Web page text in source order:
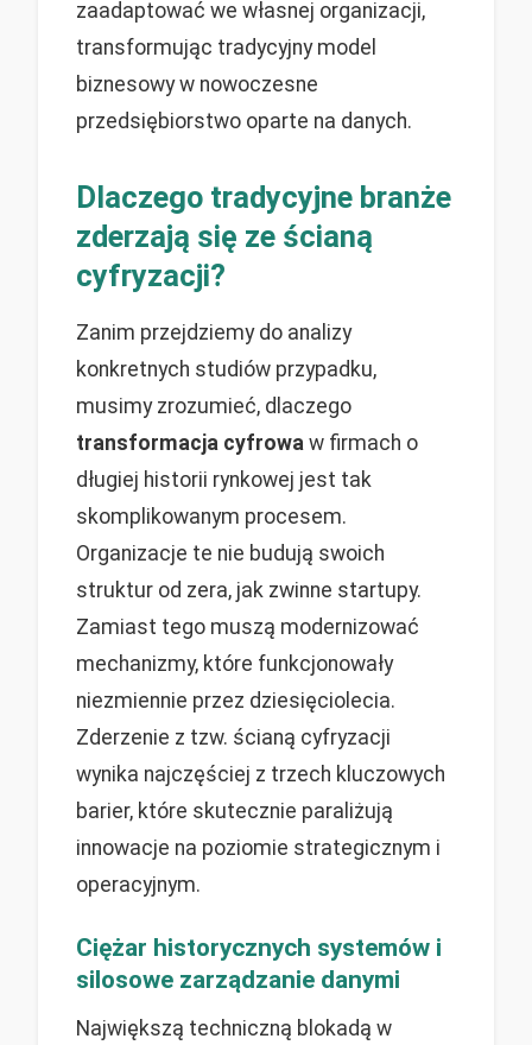
zaadaptować we własnej organizacji,
transformując tradycyjny model
biznesowy w nowoczesne
przedsiębiorstwo oparte na danych.
Dlaczego tradycyjne branże
zderzają się ze ścianą
cyfryzacji?
Zanim przejdziemy do analizy
konkretnych studiów przypadku,
musimy zrozumieć, dlaczego
transformacja cyfrowa w firmach o
długiej historii rynkowej jest tak
skomplikowanym procesem.
Organizacje te nie budują swoich
struktur od zera, jak zwinne startupy.
Zamiast tego muszą modernizować
mechanizmy, które funkcjonowały
niezmiennie przez dziesięciolecia.
Zderzenie z tzw. ścianą cyfryzacji
wynika najczęściej z trzech kluczowych
barier, które skutecznie paraliżują
innowacje na poziomie strategicznym i
operacyjnym.
Ciężar historycznych systemów i
silosowe zarządzanie danymi
Największą techniczną blokadą w